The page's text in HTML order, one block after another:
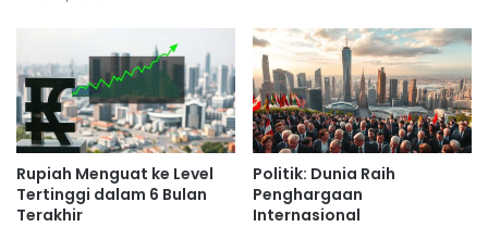
Rupiah Menguat ke Level
Tertinggi dalam 6 Bulan
Terakhir
Politik: Dunia Raih
Penghargaan
Internasional